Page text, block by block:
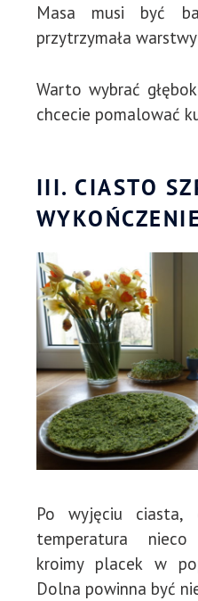
Masa musi być
przytrzymała
Warto wybrać
chcecie pomalować
III. CIASTO
WYKOŃCZENIE
Po wyjęciu ciasta,
temperatura
kroimy placek w
Dolna powinna być